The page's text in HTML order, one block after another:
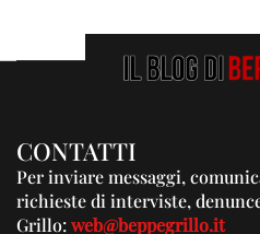
CONTATTI
Per inviare messaggi,
richieste di interviste,
Grillo:web@beppegrillo.it